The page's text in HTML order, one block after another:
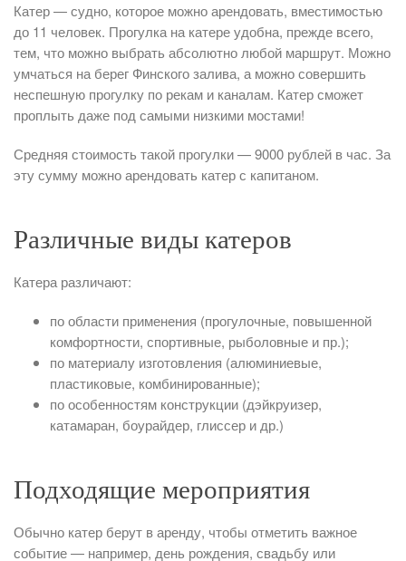
Катер — судно, которое можно арендовать, вместимостью
до 11 человек. Прогулка на катере удобна, прежде всего,
тем, что можно выбрать абсолютно любой маршрут. Можно
умчаться на берег Финского залива, а можно совершить
неспешную прогулку по рекам и каналам. Катер сможет
проплыть даже под самыми низкими мостами!
Средняя стоимость такой прогулки — 9000 рублей в час. За
эту сумму можно арендовать катер с капитаном.
Различные виды катеров
Катера различают:
по области применения (прогулочные, повышенной
комфортности, спортивные, рыболовные и пр.);
по материалу изготовления (алюминиевые,
пластиковые, комбинированные);
по особенностям конструкции (дэйкруизер,
катамаран, боурайдер, глиссер и др.)
Подходящие мероприятия
Обычно катер берут в аренду, чтобы отметить важное
событие — например, день рождения, свадьбу или